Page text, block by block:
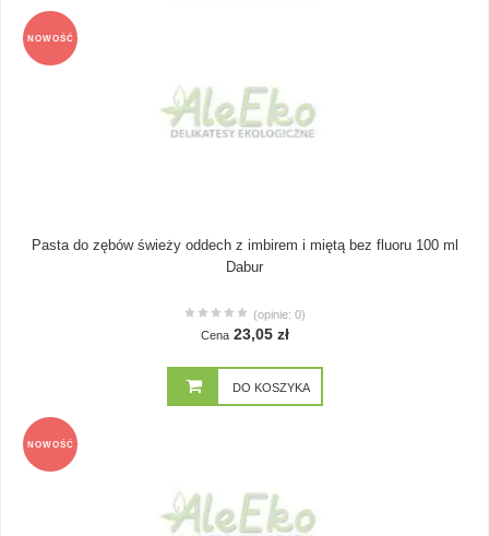
NOWOŚĆ
Pasta do zębów świeży oddech z imbirem i miętą bez fluoru 100 ml
Dabur
(opinie: 0)
Cena 23,05 zł
DO KOSZYKA
NOWOŚĆ